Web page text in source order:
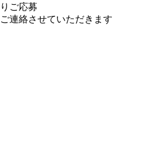
ご応募
連絡させていただきます